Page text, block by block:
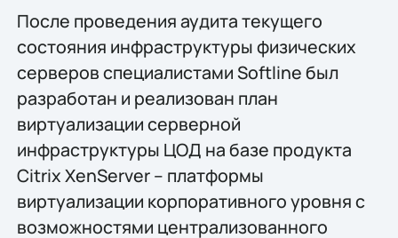
После проведения аудита текущего
состояния инфраструктуры физических
серверов специалистами Softline был
разработан и реализован план
виртуализации серверной
инфраструктуры ЦОД на базе продукта
Citrix XenServer – платформы
виртуализации корпоративного уровня с
возможностями централизованного